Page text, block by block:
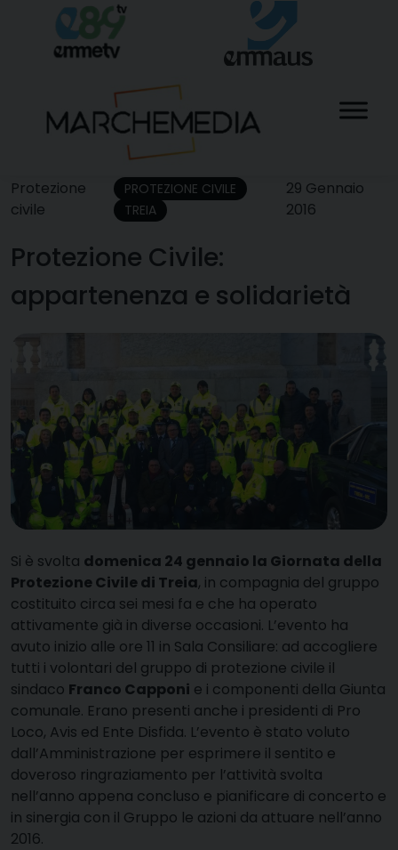
content
Protezione
civile
PROTEZIONE CIVILE
TREIA
29 Gennaio
2016
Protezione Civile:
appartenenza e solidarietà
Si è svolta domenica 24 gennaio la Giornata della
Protezione Civile di Treia, in compagnia del gruppo
costituito circa sei mesi fa e che ha operato
attivamente già in diverse occasioni. L’evento ha
avuto inizio alle ore 11 in Sala Consiliare: ad accogliere
tutti i volontari del gruppo di protezione civile il
sindaco Franco Capponi e i componenti della Giunta
comunale. Erano presenti anche i presidenti di Pro
Loco, Avis ed Ente Disfida. L’evento è stato voluto
dall’Amministrazione per esprimere il sentito e
doveroso ringraziamento per l’attività svolta
nell’anno appena concluso e pianificare di concerto e
in sinergia con il Gruppo le azioni da attuare nell’anno
2016.